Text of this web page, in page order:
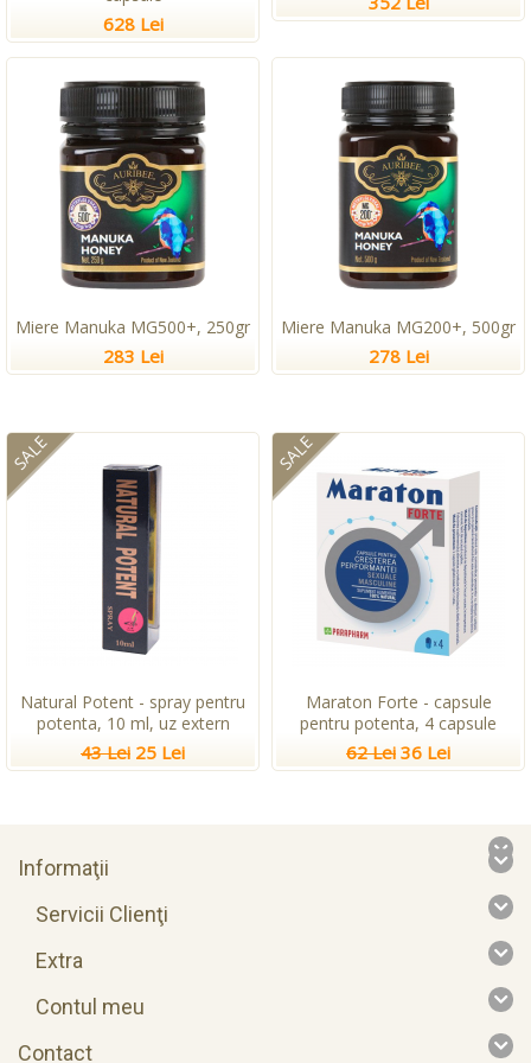
628 Lei
Miere Manuka MG500+, 250gr
283 Lei
Miere Manuka MG200+, 500gr
278 Lei
SALE
Natural Potent - spray pentru
potenta, 10 ml, uz extern
43 Lei 25 Lei
SALE
Maraton Forte - capsule
pentru potenta, 4 capsule
62 Lei 36 Lei
Informaţii
Servicii Clienţi
Extra
Contul meu
Contact